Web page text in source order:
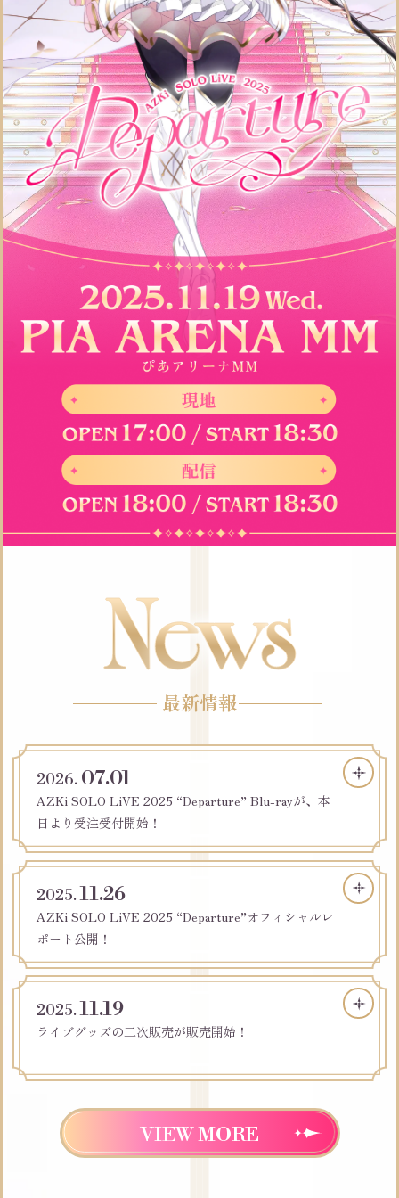
最新情報
2026. 07.01
AZKi SOLO LiVE 2025 “Departure” Blu-rayが、本
日より受注受付開始！
2025. 11.26
AZKi SOLO LiVE 2025 “Departure”オフィシャルレ
ポート公開！
2025. 11.19
ライブグッズの二次販売が販売開始！
VIEW MORE